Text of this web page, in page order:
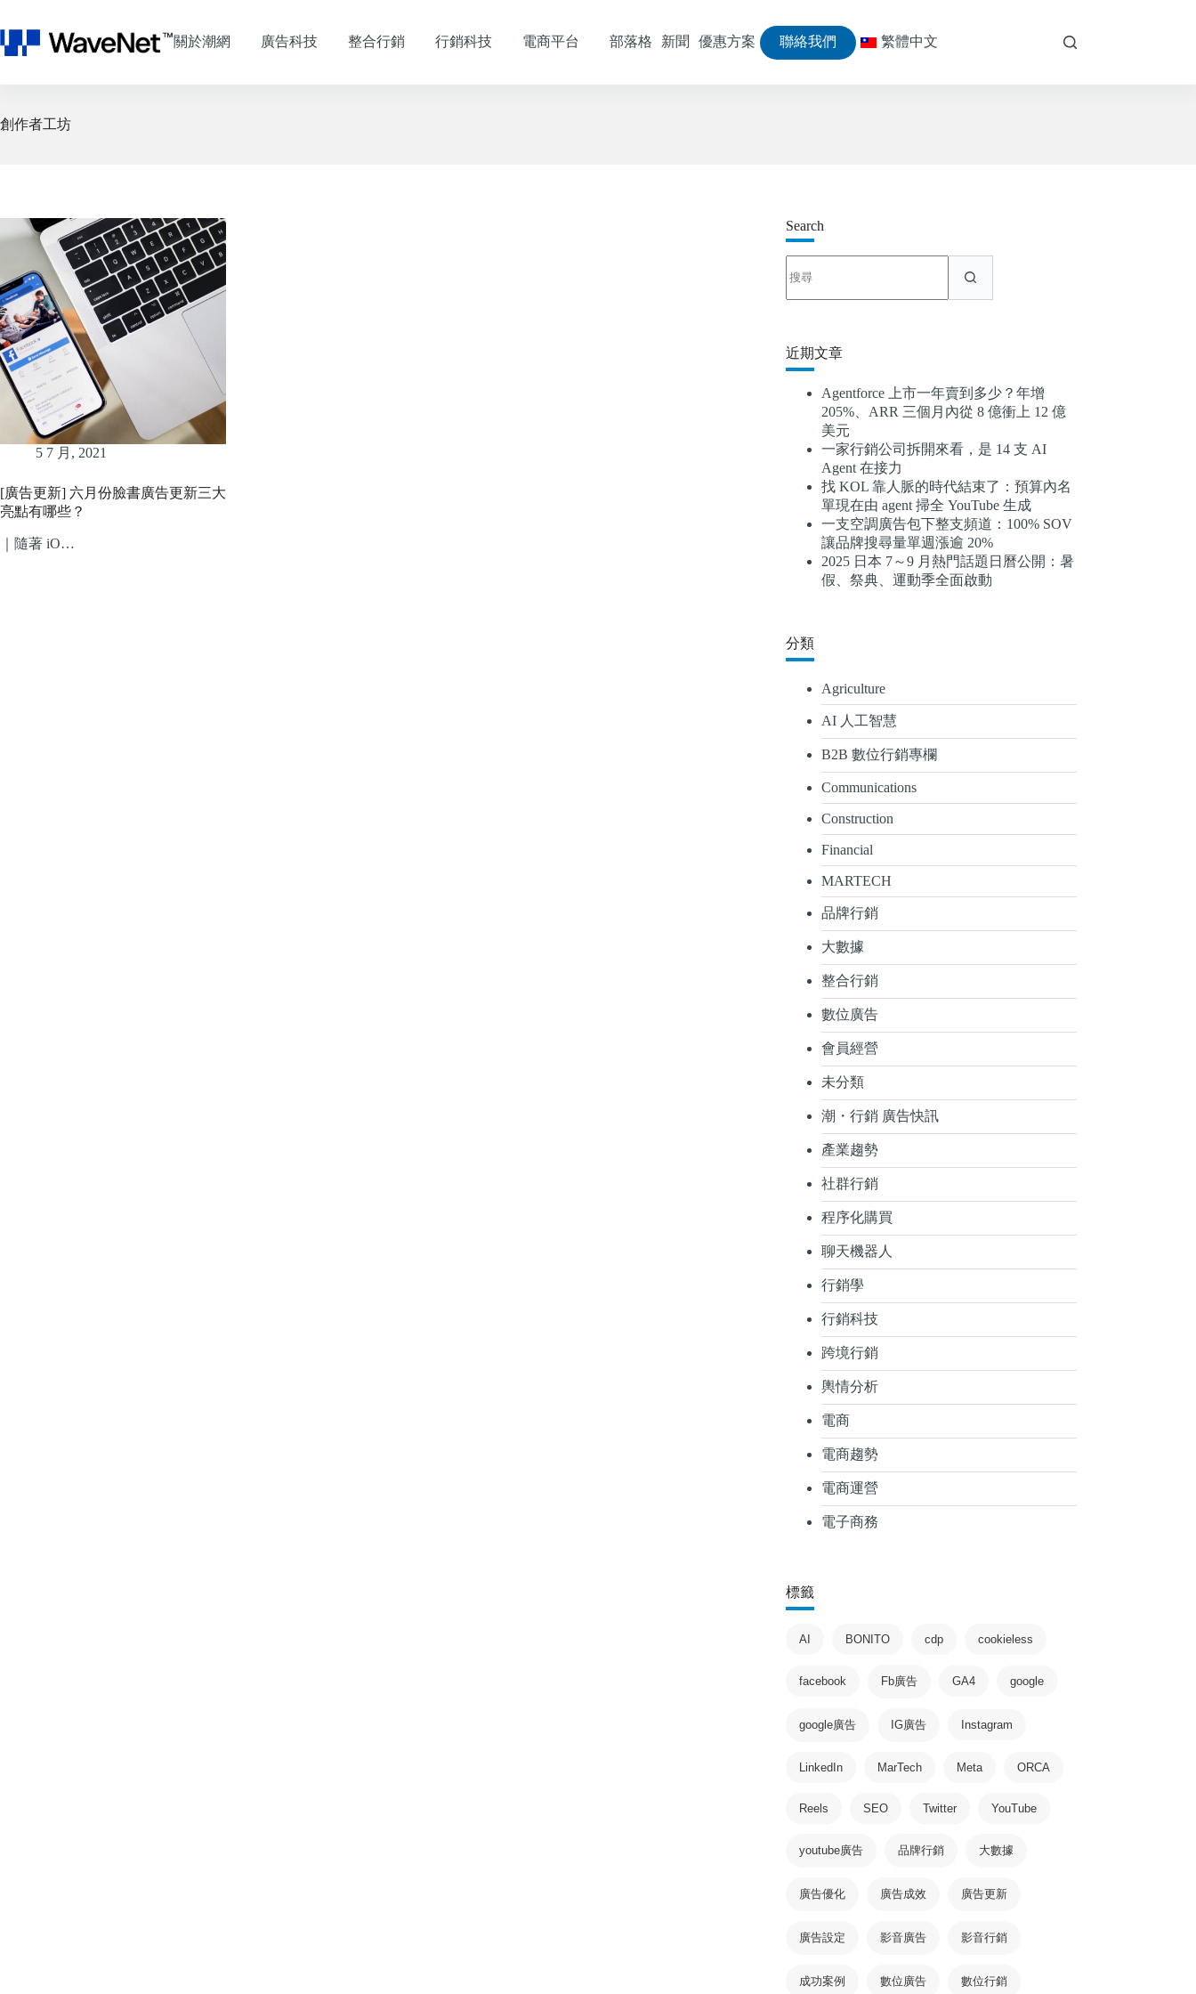
至
主
關於潮網 廣告科技 整合行銷 行銷科技 電商平台 部落格 新聞 優惠方案 聯絡我們 繁體中文
創作者工坊
5 7 月, 2021
[廣告更新] 六月份臉書廣告更新三大
亮點有哪些？
｜隨著 iO…
Search
不
到
條
件
近期文章
Agentforce 上市一年賣到多少？年增
205%、ARR 三個月內從 8 億衝上 12 億
美元
一家行銷公司拆開來看，是 14 支 AI
Agent 在接力
找 KOL 靠人脈的時代結束了：預算內名
單現在由 agent 掃全 YouTube 生成
一支空調廣告包下整支頻道：100% SOV
讓品牌搜尋量單週漲逾 20%
2025 日本 7～9 月熱門話題日曆公開：暑
假、祭典、運動季全面啟動
分類
Agriculture
AI 人工智慧
B2B 數位行銷專欄
Communications
Construction
Financial
MARTECH
品牌行銷
大數據
整合行銷
數位廣告
會員經營
未分類
潮・行銷 廣告快訊
產業趨勢
社群行銷
程序化購買
聊天機器人
行銷學
行銷科技
跨境行銷
輿情分析
電商
電商趨勢
電商運營
電子商務
標籤
AI BONITO cdp cookieless
facebook Fb廣告 GA4 google
google廣告 IG廣告 Instagram
LinkedIn MarTech Meta ORCA
Reels SEO Twitter YouTube
youtube廣告 品牌行銷 大數據
廣告優化 廣告成效 廣告更新
廣告設定 影音廣告 影音行銷
成功案例 數位廣告 數位行銷